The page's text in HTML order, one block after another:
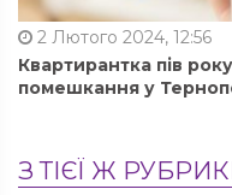
2 Лютого 2024, 12:56
Квартирантка пів
помешкання у
З ТІЄЇ Ж